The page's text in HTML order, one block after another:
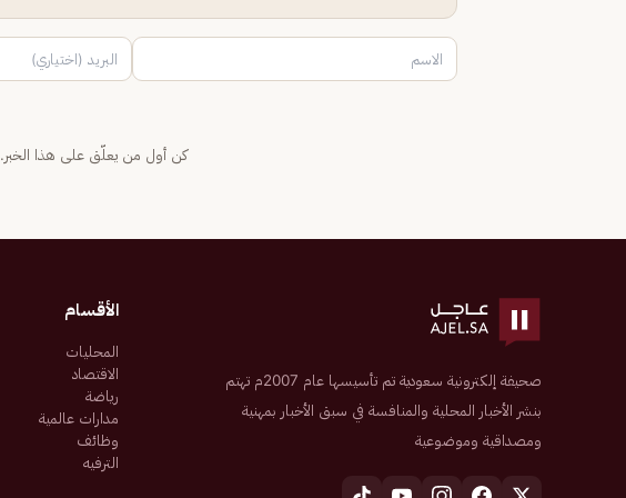
كن أول من يعلّق على هذا الخبر.
صحيفة إلكترونية سعودية تم تأسيسها عام 2007م تهتم
بنشر الأخبار المحلية والمنافسة في سبق الأخبار بمهنية
ومصداقية وموضوعية
الأقسام
المحليات
الاقتصاد
رياضة
مدارات عالمية
وظائف
الترفيه